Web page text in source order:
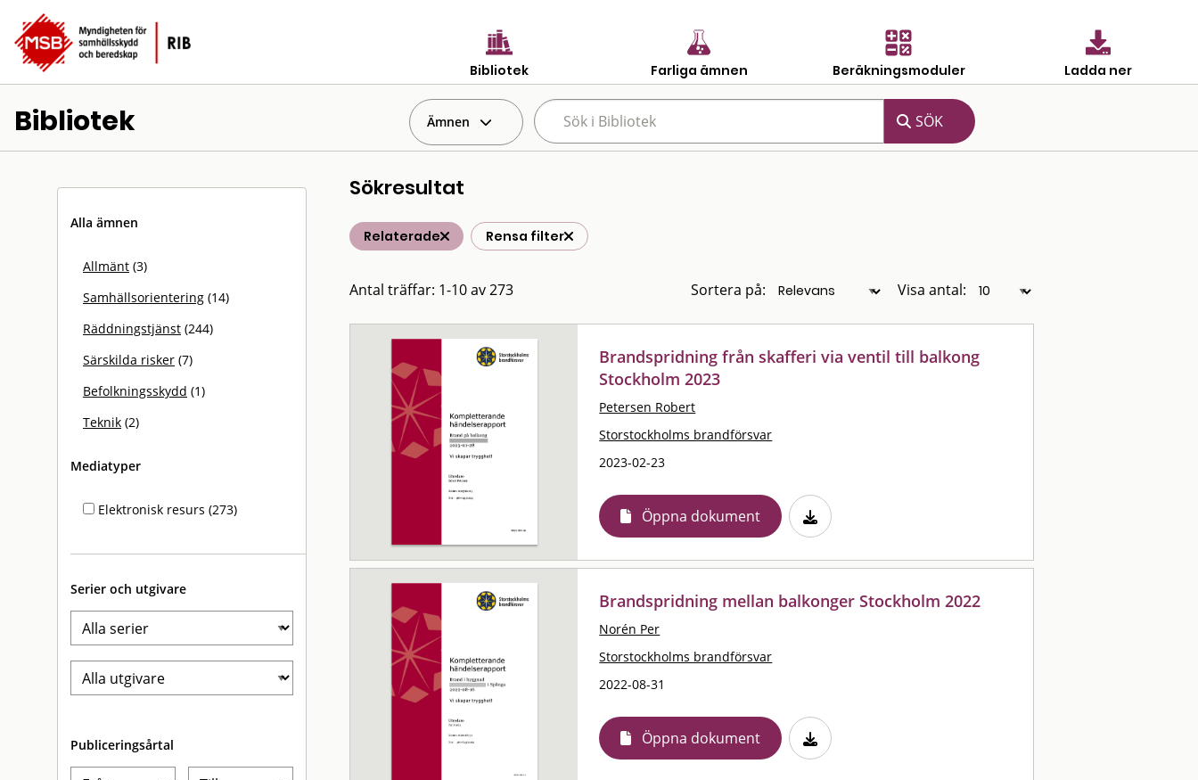
Bibliotek Farliga ämnen Beräkningsmoduler Ladda ner
Bibliotek Ämnen
Alla ämnen
Allmänt (3)
Samhällsorientering (14)
Räddningstjänst (244)
Särskilda risker (7)
Befolkningsskydd (1)
Teknik (2)
Mediatyper
Elektronisk resurs (273)
Serier och utgivare
Publiceringsårtal
Sökresultat
Relaterade Rensa filter
Antal träffar: 1-10 av 273 Sortera på: Visa antal:
Brandspridning från skafferi via ventil till balkong
Stockholm 2023
Petersen Robert
Storstockholms brandförsvar
2023-02-23
Öppna dokument
Brandspridning mellan balkonger Stockholm 2022
Norén Per
Storstockholms brandförsvar
2022-08-31
Öppna dokument